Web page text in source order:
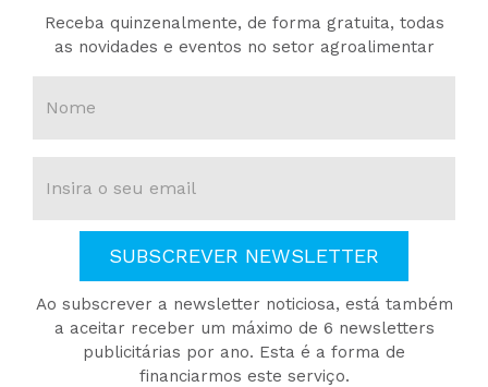
Receba quinzenalmente, de forma gratuita, todas
as novidades e eventos no setor agroalimentar
SUBSCREVER NEWSLETTER
Ao subscrever a newsletter noticiosa, está também
a aceitar receber um máximo de 6 newsletters
publicitárias por ano. Esta é a forma de
financiarmos este serviço.